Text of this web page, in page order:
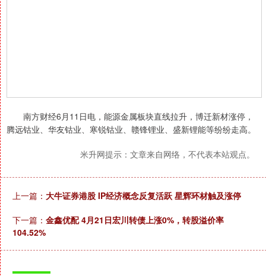
南方财经6月11日电，能源金属板块直线拉升，博迁新材涨停，
腾远钴业、华友钴业、寒锐钴业、赣锋锂业、盛新锂能等纷纷走高。
米升网提示：文章来自网络，不代表本站观点。
上一篇： 大牛证券港股 IP经济概念反复活跃 星辉环材触及涨停
下一篇： 金鑫优配 4月21日宏川转债上涨0%，转股溢价率
104.52%